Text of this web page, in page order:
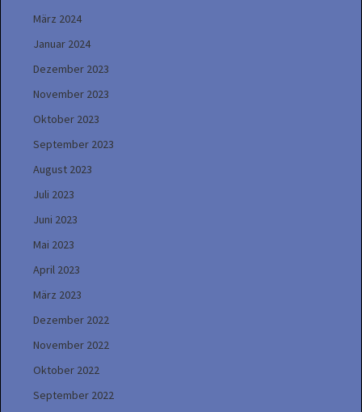
März 2024
Januar 2024
Dezember 2023
November 2023
Oktober 2023
September 2023
August 2023
Juli 2023
Juni 2023
Mai 2023
April 2023
März 2023
Dezember 2022
November 2022
Oktober 2022
September 2022